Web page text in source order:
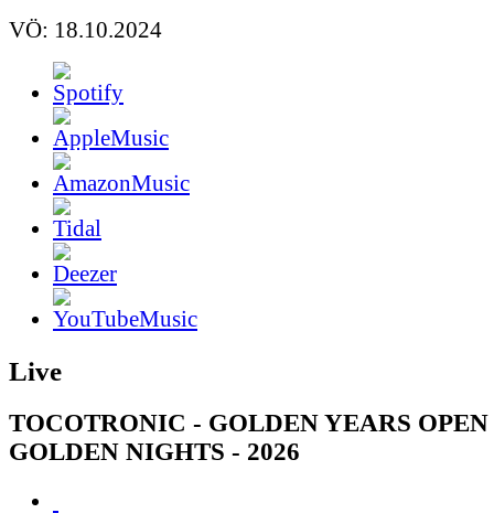
VÖ: 18.10.2024
Live
TOCOTRONIC - GOLDEN YEARS
GOLDEN NIGHTS - 2026